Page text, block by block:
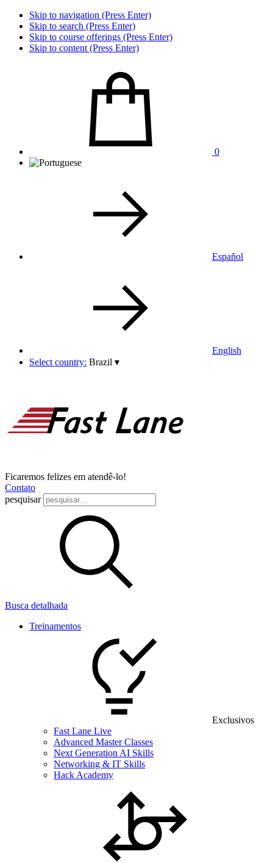
Skip to navigation (Press Enter)
Skip to search (Press Enter)
Skip to course offerings (Press Enter)
Skip to content (Press Enter)
0
Español
English
Select country: Brazil ▾
Ficaremos felizes em atendê-lo!
Contato
pesquisar
Busca detalhada
Treinamentos
Exclusivos
Fast Lane Live
Advanced Master Classes
Next Generation AI Skills
Networking & IT Skills
Hack Academy